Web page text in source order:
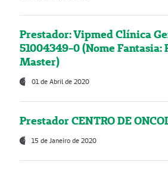
Prestador: Vipmed Clínica
51004349-0 (Nome
Master)
01 de Abril de 2020
Prestador CENTRO DE
15 de Janeiro de 2020